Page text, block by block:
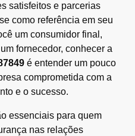
satisfeitos e parcerias
como referência em seu
um consumidor final,
fornecedor, conhecer a
é entender um pouco
comprometida com a
e o sucesso.
essenciais para quem
nas relações